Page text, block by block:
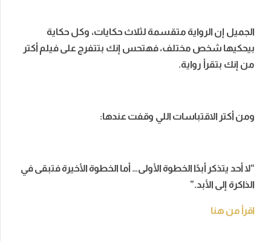
الجميل إن الرواية متقسمة لثلاث حكايات، وكل حكاية
بيحكيها شخص مختلف، فهتحس إنك بتتفرج على فيلم أكتر
من إنك بتقرأ رواية.
ومن أكتر الاقتباسات اللي وقفت عندها:
“لا أحد يتذكر أبدًا الخطوة الأولى… أما الخطوة الأخيرة فتبقى في
الذاكرة إلى الأبد.”
اقرأ من هنا